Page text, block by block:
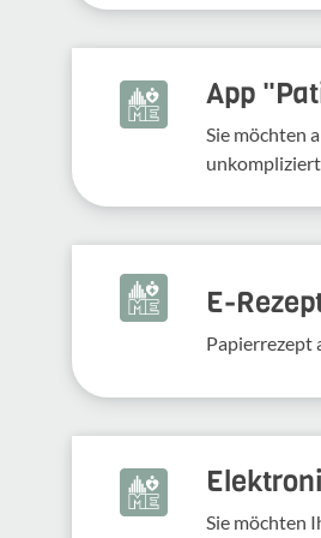
App
Sie möchten
E-
Papierrezept
Sie möchten